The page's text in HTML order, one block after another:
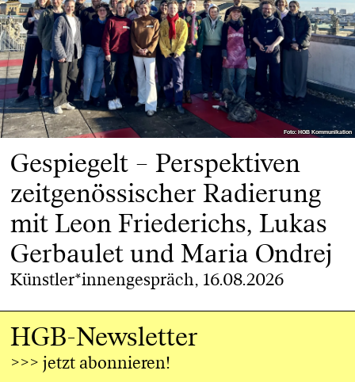
Foto: HGB Kommunikation
Foto: HGB Kommunikation
Gespiegelt – Perspektiven
zeitgenössischer Radierung
mit Leon Friederichs, Lukas
Gerbaulet und Maria Ondrej
Künstler*innengespräch, 16.08.2026
HGB-Newsletter
>>> jetzt abonnieren!